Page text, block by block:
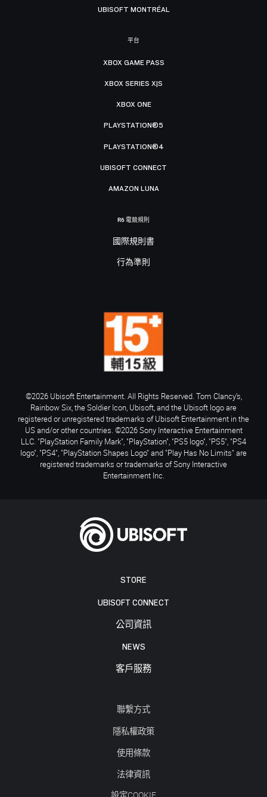
STORE
UBISOFT CONNECT
公司資訊
NEWS
客戶服務
聯繫方式
隱私權政策
使用條款
法律資訊
UBISOFT MONTRÉAL
平台
XBOX GAME PASS
XBOX SERIES X|S
XBOX ONE
PLAYSTATION®5
PLAYSTATION®4
UBISOFT CONNECT
AMAZON LUNA
R6 電競規則
國際規則書
行為準則
©2026 Ubisoft Entertainment. All Rights Reserved. Tom Clancy’s,
Rainbow Six, the Soldier Icon, Ubisoft, and the Ubisoft logo are
registered or unregistered trademarks of Ubisoft Entertainment in the
US and/or other countries. ©2026 Sony Interactive Entertainment
LLC. "PlayStation Family Mark", "PlayStation", "PS5 logo", "PS5", "PS4
logo", "PS4", "PlayStation Shapes Logo" and "Play Has No Limits" are
registered trademarks or trademarks of Sony Interactive
Entertainment Inc.